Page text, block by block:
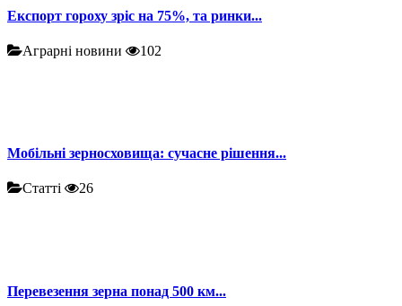
Експорт гороху зріс на 75%, та ринки...
Аграрні новини 102
Мобільні зерносховища: сучасне рішення...
Статті 26
Перевезення зерна понад 500 км...